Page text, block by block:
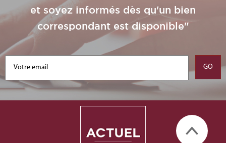
et soyez informés dès qu'un bien
correspondant est disponible"